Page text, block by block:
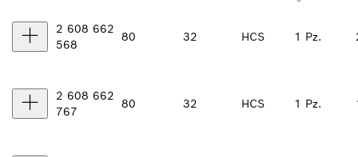
2 608 662
568
80 32 HCS 1 Pz.
2 608 662
767
80 32 HCS 1 Pz.